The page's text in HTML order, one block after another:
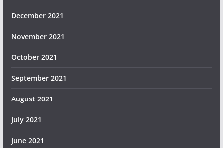
December 2021
November 2021
October 2021
September 2021
August 2021
July 2021
June 2021